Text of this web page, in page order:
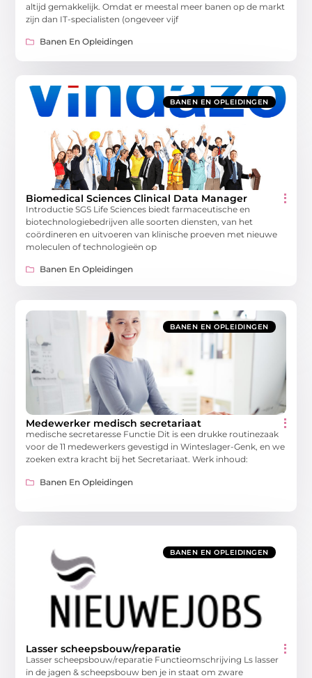
altijd gemakkelijk. Omdat er meestal meer banen op de markt
zijn dan IT-specialisten (ongeveer vijf
Banen En Opleidingen
BANEN EN OPLEIDINGEN
Biomedical Sciences Clinical Data Manager
Introductie SGS Life Sciences biedt farmaceutische en
biotechnologiebedrijven alle soorten diensten, van het
coördineren en uitvoeren van klinische proeven met nieuwe
moleculen of technologieën op
Banen En Opleidingen
BANEN EN OPLEIDINGEN
Medewerker medisch secretariaat
medische secretaresse Functie Dit is een drukke routinezaak
voor de 11 medewerkers gevestigd in Winteslager-Genk, en we
zoeken extra kracht bij het Secretariaat. Werk inhoud:
Banen En Opleidingen
BANEN EN OPLEIDINGEN
Lasser scheepsbouw/reparatie
Lasser scheepsbouw/reparatie Functieomschrijving Ls lasser
in de jagen & scheepsbouw ben je in staat om zware